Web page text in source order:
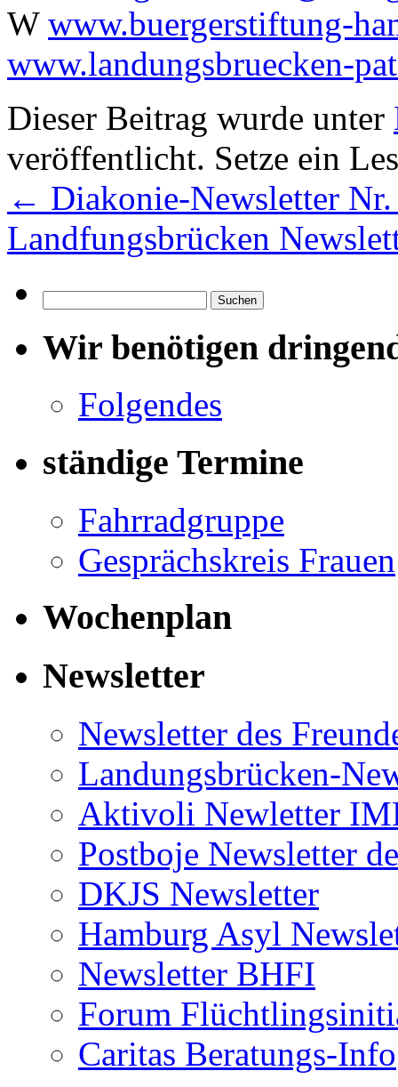
W www.buergerstiftung-
www.landungsbruecken-
Dieser Beitrag wurde unter
veröffentlicht. Setze ein
← Diakonie-Newsletter
Landfungsbrücken
nach:
Wir benötigen
Folgendes
ständige Termine
Fahrradgruppe
Gesprächskreis Frauen
Wochenplan
Newsletter
Newsletter des
Landungsbrücken-
Aktivoli Newletter
Postboje Newsletter
DKJS Newsletter
Hamburg Asyl
Newsletter BHFI
Forum
Caritas Beratungs-Info